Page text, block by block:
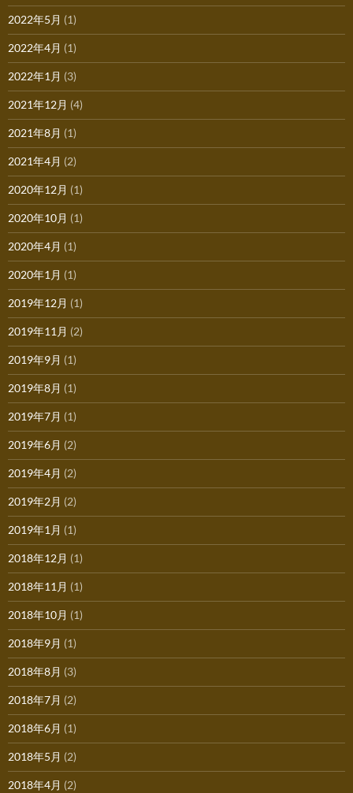
2022年5月 (1)
2022年4月 (1)
2022年1月 (3)
2021年12月 (4)
2021年8月 (1)
2021年4月 (2)
2020年12月 (1)
2020年10月 (1)
2020年4月 (1)
2020年1月 (1)
2019年12月 (1)
2019年11月 (2)
2019年9月 (1)
2019年8月 (1)
2019年7月 (1)
2019年6月 (2)
2019年4月 (2)
2019年2月 (2)
2019年1月 (1)
2018年12月 (1)
2018年11月 (1)
2018年10月 (1)
2018年9月 (1)
2018年8月 (3)
2018年7月 (2)
2018年6月 (1)
2018年5月 (2)
2018年4月 (2)